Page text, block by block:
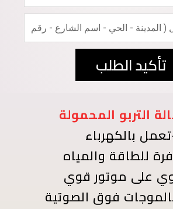
تأكيد الطلب
التربو المحمولة
بالكهرباء
للطاقة والمياه
على موتور قوي
فوق الصوتية